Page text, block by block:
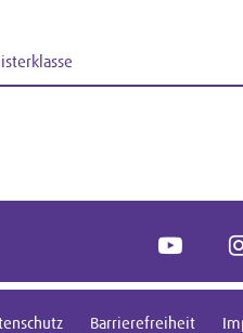
YouTube
Barrierefreiheit